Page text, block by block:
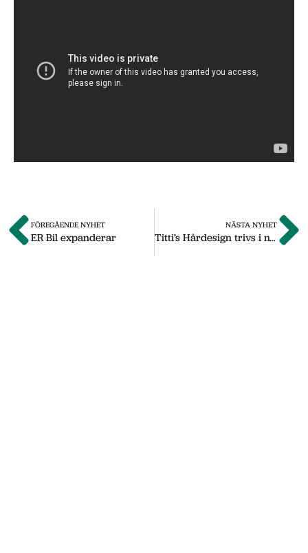
FÖREGÅENDE NYHET
ER Bil expanderar
NÄSTA NYHET
Titti’s Hårdesign trivs i nya lokaler